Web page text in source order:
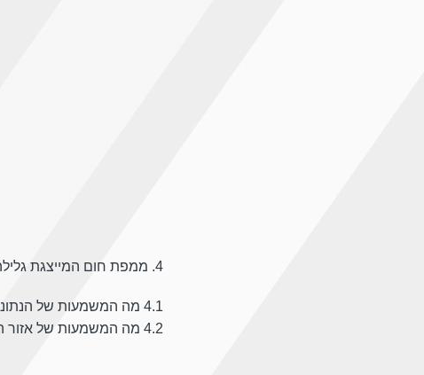
4. ממפת חום המייצגת גלילה זו. באיזה חלק של התוכן 50% מהגולשים בעמוד אינם רואים?
4.1 מה המשמעות של הנתונים הללו על סידור התכנים שהייתה עושה באתר הנ”ל?
4.2 מה המשמעות של אזור הקליינט בראש העמוד בעינך? האם לאור נתוני הגלילה הייתה מתכנן אותו אחרת?